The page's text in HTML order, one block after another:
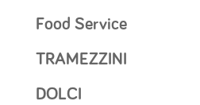
Food Service
TRAMEZZINI
DOLCI